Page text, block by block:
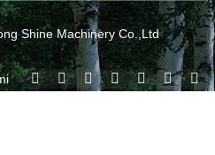
Shine Machinery Co.,Ltd